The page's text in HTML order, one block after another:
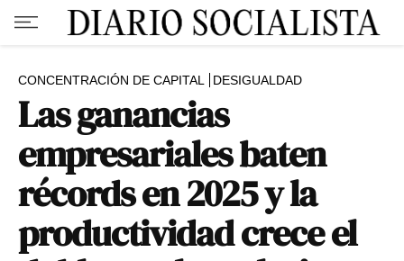
CONCENTRACIÓN DE CAPITAL DESIGUALDAD
Las ganancias
empresariales baten
récords en 2025 y la
productividad crece el